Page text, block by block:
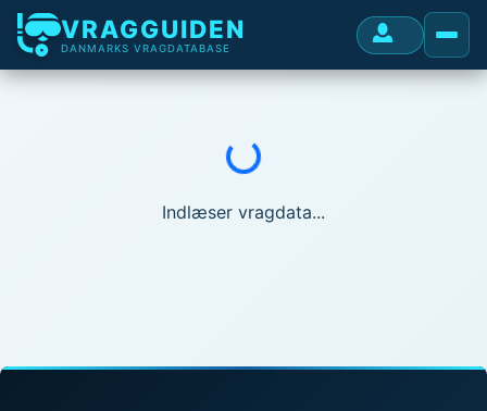
VRAGGUIDEN
DANMARKS VRAGDATABASE
Indlæser...
Indlæser vragdata...